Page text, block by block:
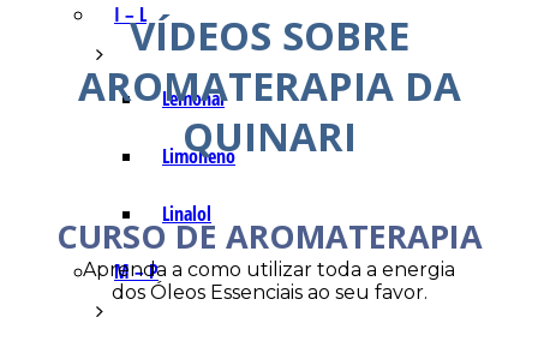
I – L
Lemonal
Limoneno
Linalol
M – P
VÍDEOS SOBRE
AROMATERAPIA DA
QUINARI
CURSO DE AROMATERAPIA
Aprenda a como utilizar toda a energia
dos Óleos Essenciais ao seu favor.